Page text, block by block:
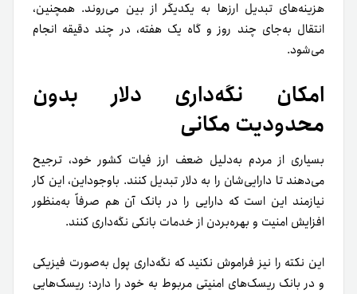
هزینه‌های تبدیل ارزها به یکدیگر از بین می‌روند. همچنین،
انتقال به‌جای چند روز و گاه یک هفته، در چند دقیقه انجام
می‌شود.
امکان نگه‌داری دلار بدون
محدودیت مکانی
بسیاری از مردم به‌دلیل ضعف ارز فیات کشور خود، ترجیح
می‌دهند تا دارایی‌شان را به دلار تبدیل کنند. باوجوداین، این کار
نیازمند این است که دارایی را در بانک آن هم صرفاً به‌منظور
افزایش امنیت و بهره‌بردن از خدمات بانکی نگه‌داری کنند.
این نکته را نیز فراموش نکنید که نگه‌داری پول به‌صورت فیزیکی
و در بانک ریسک‌های امنیتی مربوط به‌ خود را دارد؛ ریسک‌هایی